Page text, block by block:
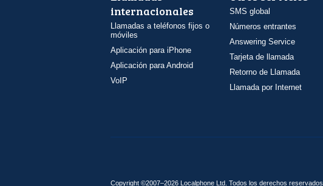
internacionales
Llamadas a teléfonos fijos o
móviles
Aplicación para iPhone
Aplicación para Android
VoIP
SMS global
Números entrantes
Answering Service
Tarjeta de llamada
Retorno de Llamada
Llamada por Internet
Copyright ©2007–2026 Localphone Ltd . Todos los derechos reservados